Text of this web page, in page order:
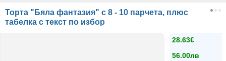
Торта "Бяла фантазия" с 8 - 10 парчета, плюс
табелка с текст по избор
28.63€
56.00лв